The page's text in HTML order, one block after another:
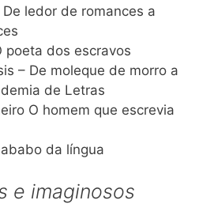
ledor de romances a
poeta dos escravos
– De moleque de morro a
de Letras
O homem que escrevia
da língua
e imaginosos